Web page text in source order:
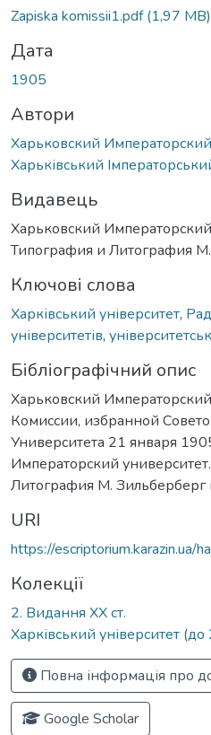
Zapiska komissii1.pdf(1,97 MB)
Дата
1905
Автори
Харьковский
Харьківський
Видавець
Харьковский
Типография и Литография
Ключові слова
Харківський університет,
університетів,
Бібліографічний опис
Харьковский
Комиссии, избранной
Университета 21 января
Императорский
Литография М. Зильберберг
URI
https://
Колекції
2. Видання ХХ ст.
Харківський університет (до
Повна інформація про
Google Scholar